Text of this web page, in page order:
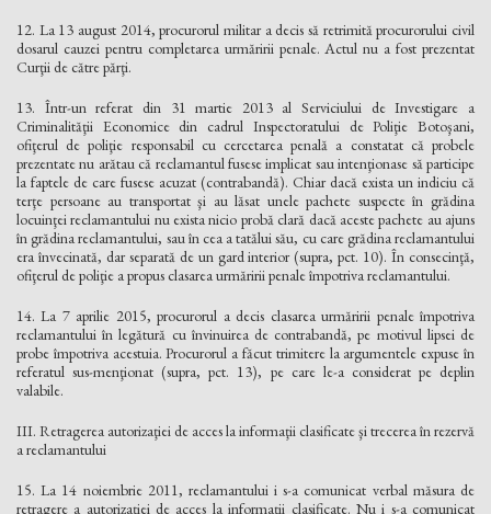
12. La 13 august 2014, procurorul militar a decis să retrimită procurorului civil
dosarul cauzei pentru completarea urmăririi penale. Actul nu a fost prezentat
Curţii de către părţi.
13. Într-un referat din 31 martie 2013 al Serviciului de Investigare a
Criminalităţii Economice din cadrul Inspectoratului de Poliţie Botoşani,
ofiţerul de poliţie responsabil cu cercetarea penală a constatat că probele
prezentate nu arătau că reclamantul fusese implicat sau intenţionase să participe
la faptele de care fusese acuzat (contrabandă). Chiar dacă exista un indiciu că
terţe persoane au transportat şi au lăsat unele pachete suspecte în grădina
locuinţei reclamantului nu exista nicio probă clară dacă aceste pachete au ajuns
în grădina reclamantului, sau în cea a tatălui său, cu care grădina reclamantului
era învecinată, dar separată de un gard interior (supra, pct. 10). În consecinţă,
ofiţerul de poliţie a propus clasarea urmăririi penale împotriva reclamantului.
14. La 7 aprilie 2015, procurorul a decis clasarea urmăririi penale împotriva
reclamantului în legătură cu învinuirea de contrabandă, pe motivul lipsei de
probe împotriva acestuia. Procurorul a făcut trimitere la argumentele expuse în
referatul sus-menţionat (supra, pct. 13), pe care le-a considerat pe deplin
valabile.
III. Retragerea autorizaţiei de acces la informaţii clasificate şi trecerea în rezervă
a reclamantului
15. La 14 noiembrie 2011, reclamantului i s-a comunicat verbal măsura de
retragere a autorizaţiei de acces la informaţii clasificate. Nu i s-a comunicat